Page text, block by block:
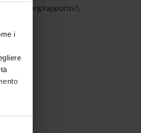
i
rapporto/),